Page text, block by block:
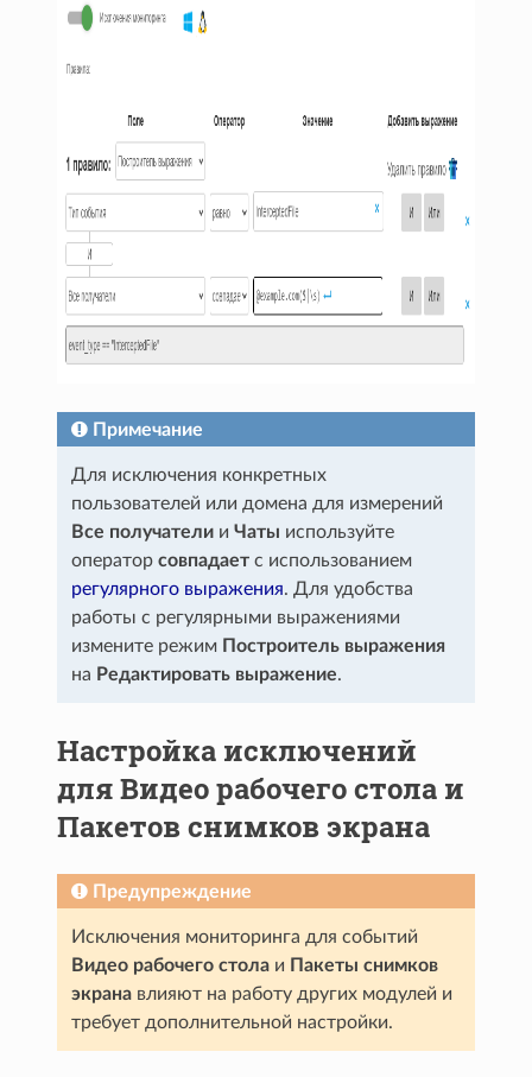
Примечание
Для исключения конкретных
пользователей или домена для измерений
Все получатели иЧаты используйте
операторсовпадает с использованием
регулярного выражения. Для удобства
работы с регулярными выражениями
измените режим Построитель выражения
на Редактировать выражение.
Настройка исключений
для Видео рабочего стола и
Пакетов снимков экрана
Предупреждение
Исключения мониторинга для событий
Видео рабочего стола и Пакеты снимков
экрана влияют на работу других модулей и
требует дополнительной настройки.